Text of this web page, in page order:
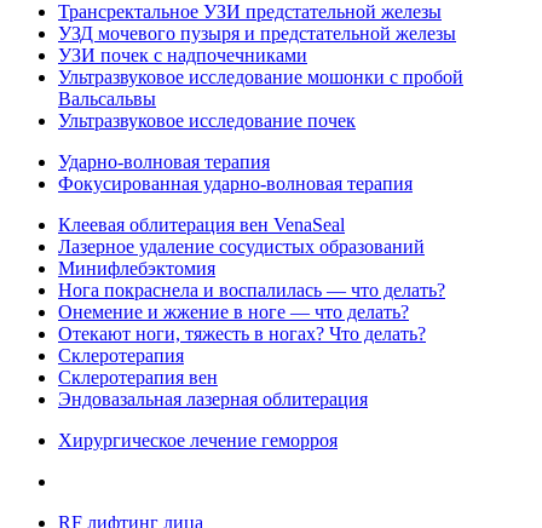
Трансректальное УЗИ предстательной железы
УЗД мочевого пузыря и предстательной железы
УЗИ почек с надпочечниками
Ультразвуковое исследование мошонки с пробой
Вальсальвы
Ультразвуковое исследование почек
Ударно-волновая терапия
Фокусированная ударно-волновая терапия
Клеевая облитерация вен VenaSeal
Лазерное удаление сосудистых образований
Минифлебэктомия
Нога покраснела и воспалилась — что делать?
Онемение и жжение в ноге — что делать?
Отекают ноги, тяжесть в ногах? Что делать?
Склеротерапия
Склеротерапия вен
Эндовазальная лазерная облитерация
Хирургическое лечение геморроя
RF лифтинг лица